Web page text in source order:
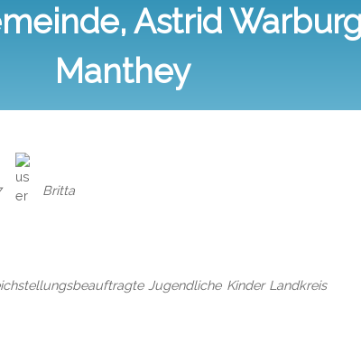
Astrid Warburg
Manthey
Britta
Jugendliche Kinder Landkreis